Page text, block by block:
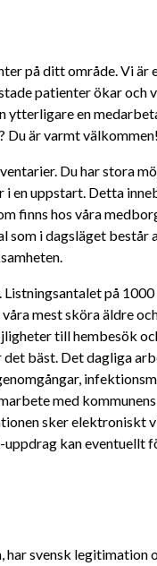
på ditt område. Vi är
patienter ökar och
ytterligare en
Du är varmt välkommen!
Du har stora
en uppstart. Detta
finns hos våra
som i dagsläget består
på 1000
mest sköra äldre
till hembesök
bäst. Det dagliga
med kommunens
sker elektroniskt
kan eventuellt
har svensk legitimation